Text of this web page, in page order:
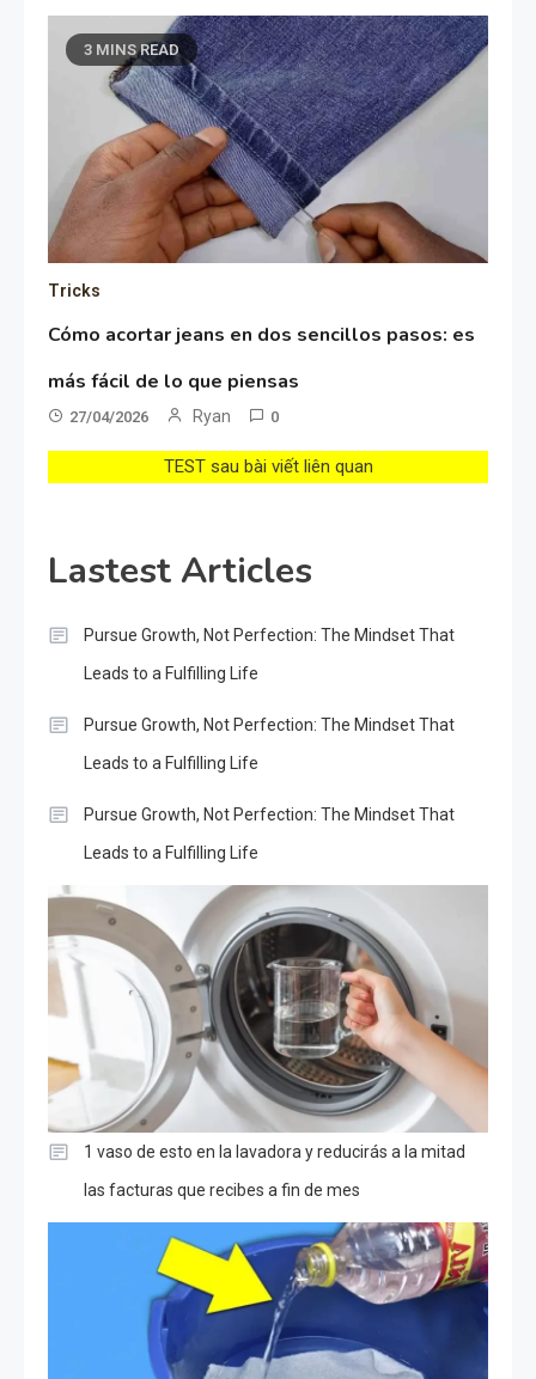
3 MINS READ
Tricks
Cómo acortar jeans en dos sencillos pasos: es
más fácil de lo que piensas
27/04/2026 Ryan 0
TEST sau bài viết liên quan
Lastest Articles
Pursue Growth, Not Perfection: The Mindset That
Leads to a Fulfilling Life
Pursue Growth, Not Perfection: The Mindset That
Leads to a Fulfilling Life
Pursue Growth, Not Perfection: The Mindset That
Leads to a Fulfilling Life
1 vaso de esto en la lavadora y reducirás a la mitad
las facturas que recibes a fin de mes